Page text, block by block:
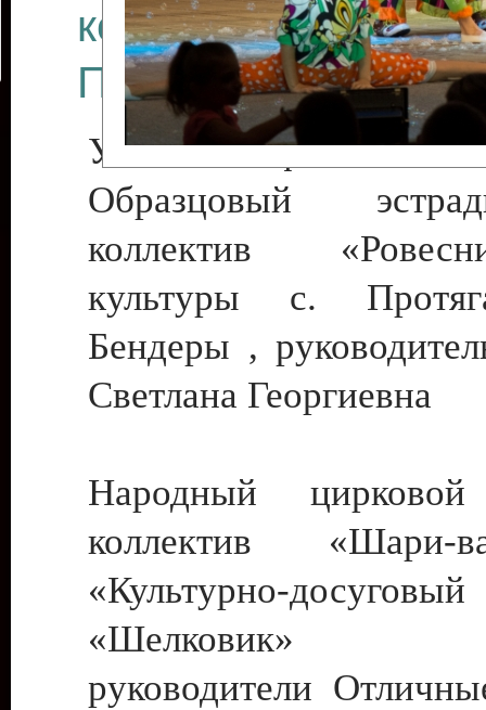
коллективов
Приднестровского
Участники фестиваля:
Образцовый
коллектив
культуры с.
Бендеры ,
Светлана Георгиевна
Народный цирковой
коллектив
«Культурно-
«Шелковик»
руководители